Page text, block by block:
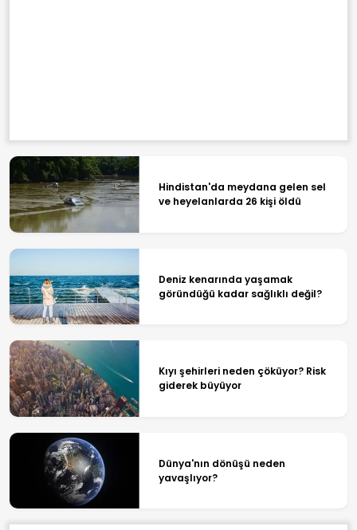
Hindistan'da meydana gelen sel
ve heyelanlarda 26 kişi öldü
Deniz kenarında yaşamak
göründüğü kadar sağlıklı değil?
Kıyı şehirleri neden çöküyor? Risk
giderek büyüyor
Dünya'nın dönüşü neden
yavaşlıyor?